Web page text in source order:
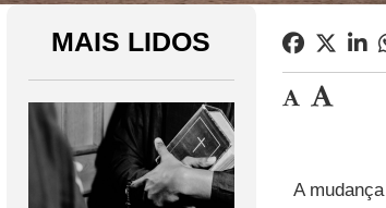
MAIS LIDOS
A